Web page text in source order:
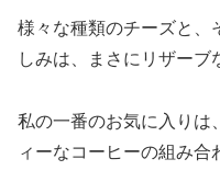
様々な種類のチーズと、
しみは、まさにリザーブ
私の一番のお気に入りは
ィーなコーヒーの組み合